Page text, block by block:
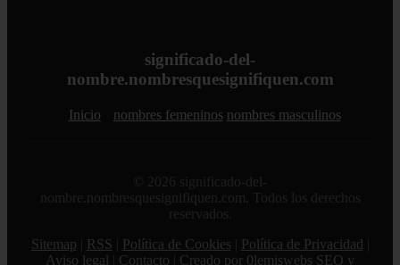
significado-del-
nombre.nombresquesignifiquen.com
Inicio nombres femeninos nombres masculinos
© 2026 significado-del-
nombre.nombresquesignifiquen.com. Todos los derechos
reservados.
Sitemap
RSS Política de Cookies Política de Privacidad
Aviso legal
Contacto Creado por 0lemiswebs SEO y